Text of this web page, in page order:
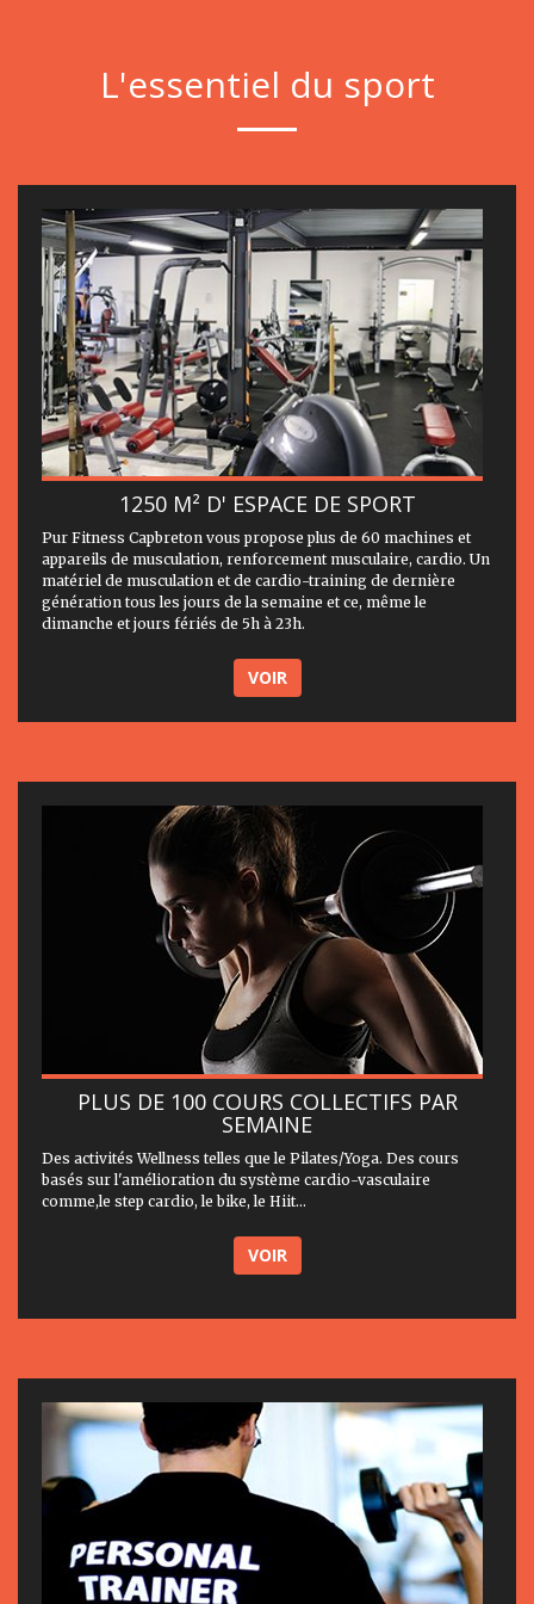
L'essentiel du sport
1250 M² D' ESPACE DE SPORT
Pur Fitness Capbreton vous propose plus de 60 machines et
appareils de musculation, renforcement musculaire, cardio. Un
matériel de musculation et de cardio-training de dernière
génération tous les jours de la semaine et ce, même le
dimanche et jours fériés de 5h à 23h.
VOIR
PLUS DE 100 COURS COLLECTIFS PAR
SEMAINE
Des activités Wellness telles que le Pilates/Yoga. Des cours
basés sur l'amélioration du système cardio-vasculaire
comme,le step cardio, le bike, le Hiit...
VOIR